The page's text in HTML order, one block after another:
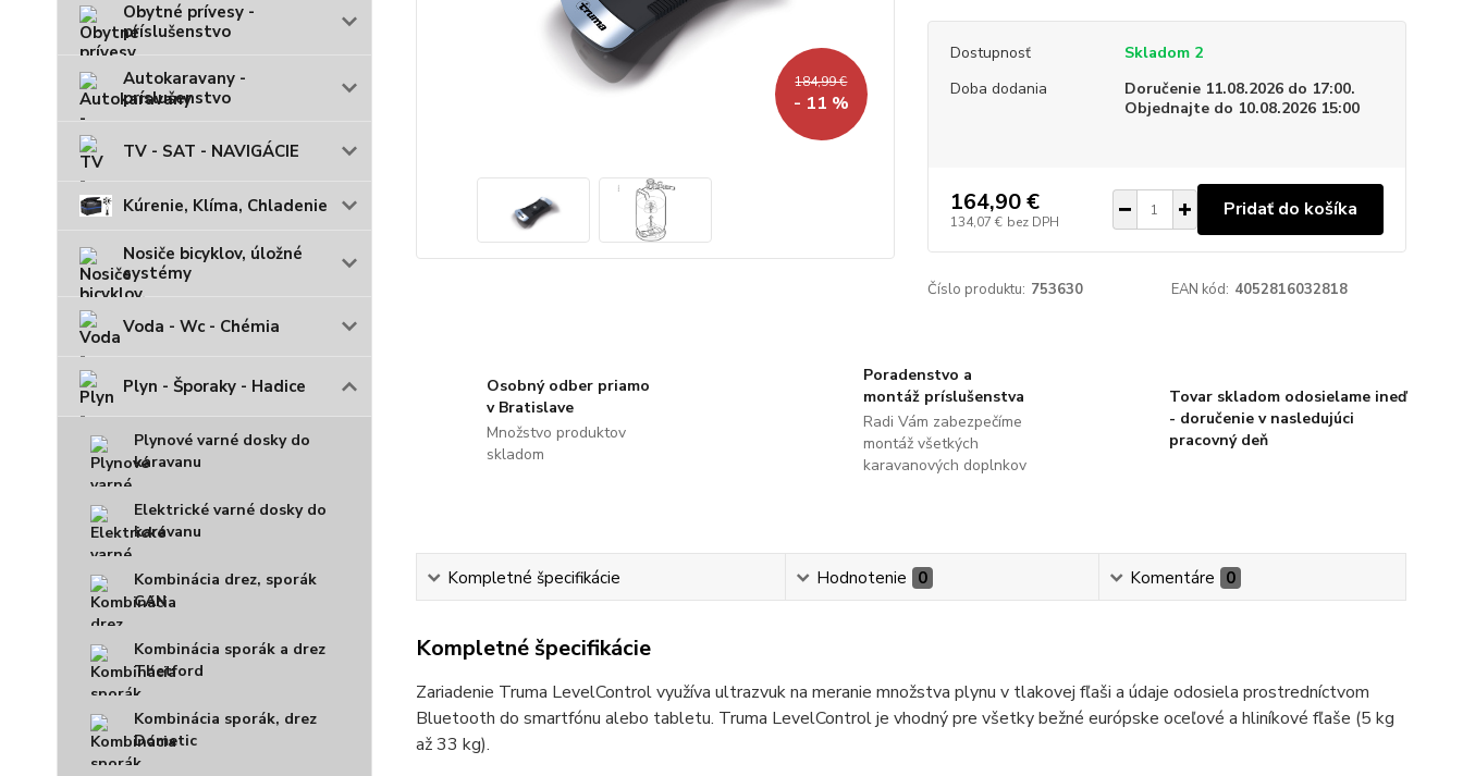
Obytné prívesy -
príslušenstvo
Autokaravany -
príslušenstvo
TV - SAT - NAVIGÁCIE
Kúrenie, Klíma, Chladenie
Nosiče bicyklov, úložné
systémy
Voda - Wc - Chémia
Plyn - Šporaky - Hadice
Plynové varné dosky do
karavanu
Elektrické varné dosky do
karavanu
Kombinácia drez, sporák
CAN
Kombinácia sporák a drez
Thetford
Kombinácia sporák, drez
Dometic
184,99 €
- 11 %
Dostupnosť
Skladom 2
Doba dodania
Doručenie 11.08.2026 do 17:00.
Objednajte do 10.08.2026 15:00
164,90 €
134,07 € bez DPH
Pridať do košíka
Číslo produktu: 753630 EAN kód: 4052816032818
Osobný odber priamo
v Bratislave
Množstvo produktov
skladom
Poradenstvo a
montáž príslušenstva
Radi Vám zabezpečíme
montáž všetkých
karavanových doplnkov
Tovar skladom odosielame ineď
- doručenie v nasledujúci
pracovný deň
Kompletné špecifikácie Hodnotenie 0 Komentáre 0
Kompletné špecifikácie
Zariadenie Truma LevelControl využíva ultrazvuk na meranie množstva plynu v tlakovej fľaši a údaje odosiela prostredníctvom
Bluetooth do smartfónu alebo tabletu. Truma LevelControl je vhodný pre všetky bežné európske oceľové a hliníkové fľaše (5 kg
až 33 kg).